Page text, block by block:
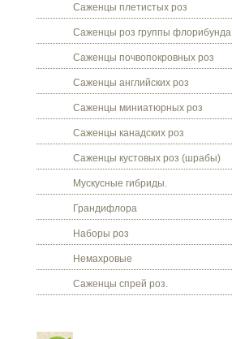
Саженцы плетистых роз
Саженцы роз группы флорибунда
Саженцы почвопокровных роз
Саженцы английских роз
Саженцы миниатюрных роз
Саженцы канадских роз
Саженцы кустовых роз (шрабы)
Мускусные гибриды.
Грандифлора
Наборы роз
Немахровые
Саженцы спрей роз.